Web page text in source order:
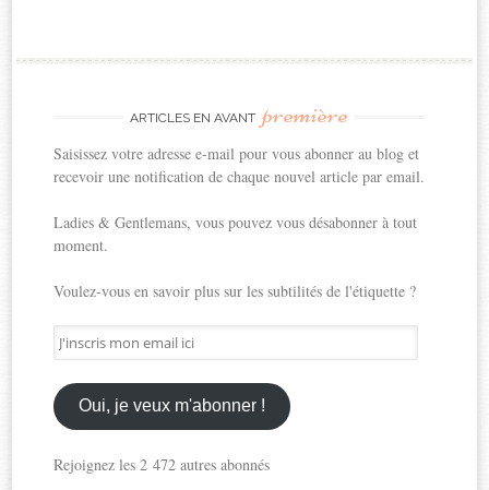
ARTICLES EN AVANT première
Saisissez votre adresse e-mail pour vous abonner au blog et
recevoir une notification de chaque nouvel article par email.
Ladies & Gentlemans, vous pouvez vous désabonner à tout
moment.
Voulez-vous en savoir plus sur les subtilités de l'étiquette ?
J'inscris
mon
email
ici
Oui, je veux m'abonner !
Rejoignez les 2 472 autres abonnés